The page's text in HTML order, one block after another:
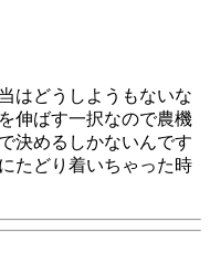
はどうしようもないな
伸ばす一択なので農機
決めるしかないんです
たどり着いちゃった時